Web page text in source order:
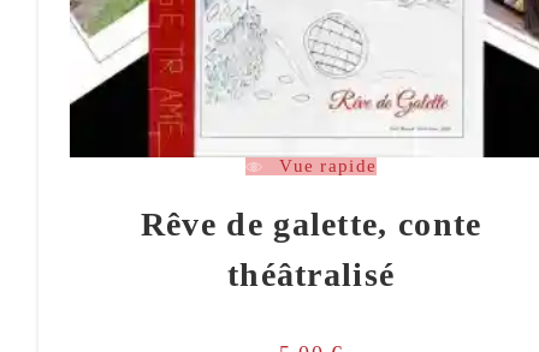
Vue rapide
Rêve de galette, conte
théâtralisé